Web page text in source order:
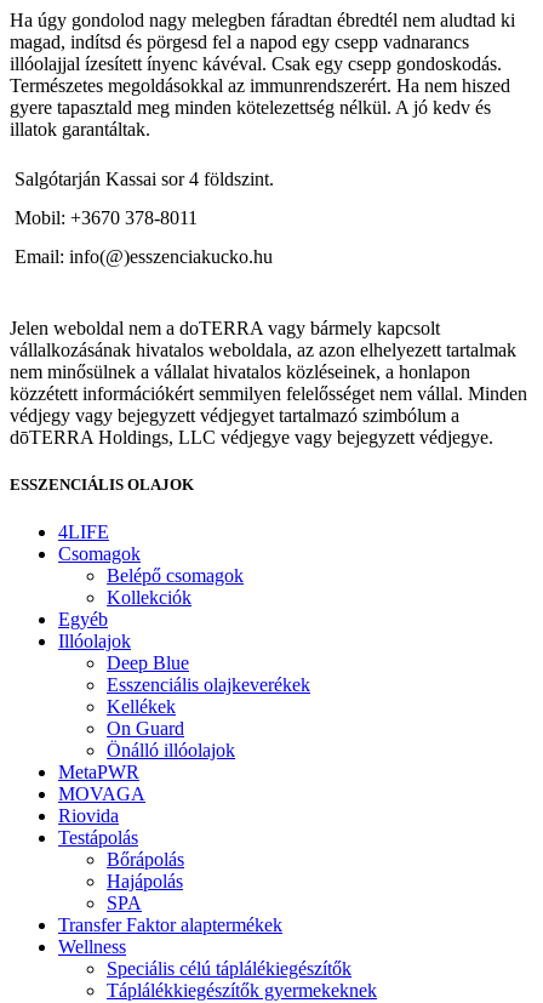
Ha úgy gondolod nagy melegben fáradtan ébredtél nem aludtad ki
magad, indítsd és pörgesd fel a napod egy csepp vadnarancs
illóolajjal ízesített ínyenc kávéval. Csak egy csepp gondoskodás.
Természetes megoldásokkal az immunrendszerért. Ha nem hiszed
gyere tapasztald meg minden kötelezettség nélkül. A jó kedv és
illatok garantáltak.
Salgótarján Kassai sor 4 földszint.
Mobil: +3670 378-8011
Email: info(@)esszenciakucko.hu
Jelen weboldal nem a doTERRA vagy bármely kapcsolt
vállalkozásának hivatalos weboldala, az azon elhelyezett tartalmak
nem minősülnek a vállalat hivatalos közléseinek, a honlapon
közzétett információkért semmilyen felelősséget nem vállal. Minden
védjegy vagy bejegyzett védjegyet tartalmazó szimbólum a
dōTERRA Holdings, LLC védjegye vagy bejegyzett védjegye.
ESSZENCIÁLIS OLAJOK
4LIFE
Csomagok
Belépő csomagok
Kollekciók
Egyéb
Illóolajok
Deep Blue
Esszenciális olajkeverékek
Kellékek
On Guard
Önálló illóolajok
MetaPWR
MOVAGA
Riovida
Testápolás
Bőrápolás
Hajápolás
SPA
Transfer Faktor alaptermékek
Wellness
Speciális célú táplálékiegészítők
Táplálékkiegészítők gyermekeknek